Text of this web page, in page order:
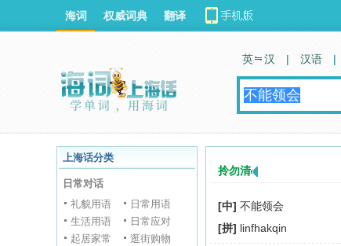
海词 权威词典 翻译
英 汉 | 汉语 |
上海话分类
日常对话
礼貌用语
日常用语
生活用语
日常应对
起居家常
逛街购物
拎勿清
[中] 不能领会
[拼] linfhakqin